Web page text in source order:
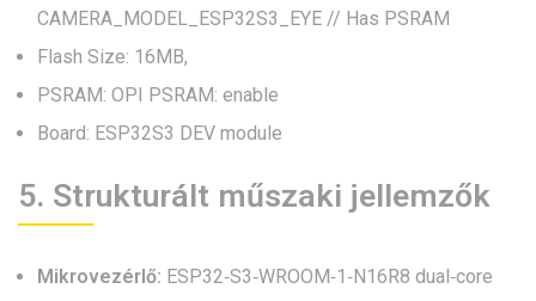
CAMERA_MODEL_ESP32S3_EYE // Has PSRAM
Flash Size: 16MB,
PSRAM: OPI PSRAM: enable
Board: ESP32S3 DEV module
5. Strukturált műszaki jellemzők
Mikrovezérlő: ESP32‑S3‑WROOM‑1‑N16R8 dual‑core